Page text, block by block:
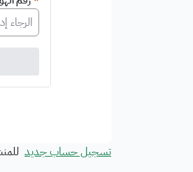
تسجيل حساب جديد